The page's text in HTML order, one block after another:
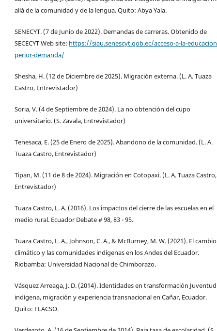
allá de la comunidad y de la lengua. Quito: Abya Yala.
SENECYT. (7 de Junio de 2022). Demandas de carreras. Obtenido de
SECECYT Web site: https://siau.senescyt.gob.ec/acceso-a-la-
perior-demanda/
Shesha, H. (12 de Diciembre de 2025). Migración externa. (L. A. Tuaza
Castro, Entrevistador)
Soria, V. (4 de Septiembre de 2024). La no obtención del cupo
universitario. (S. Zavala, Entrevistador)
Tenesaca, E. (25 de Enero de 2025). Abandono de la comunidad. (L. A.
Tuaza Castro, Entrevistador)
Tipan, M. (11 de 8 de 2024). Migración en Cotopaxi. (L. A. Tuaza Castro,
Entrevistador)
Tuaza Castro, L. A. (2016). Los impactos del cierre de las escuelas en el
medio rural. Ecuador Debate # 98, 83 - 95.
Tuaza Castro, L. A., Johnson, C. A., & McBurney, M. W. (2021). El cambio
climático y las comunidades indígenas en los Andes del Ecuador.
Riobamba: Universidad Nacional de Chimborazo.
Vásquez Arreaga, J. D. (2014). Identidades en transformación Juventud
indígena, migración y experiencia transnacional en Cañar, Ecuador.
Quito: FLACSO.